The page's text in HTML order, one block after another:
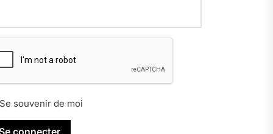
souvenir de moi